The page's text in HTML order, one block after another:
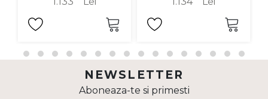
NEWSLETTER
Aboneaza-te si primesti